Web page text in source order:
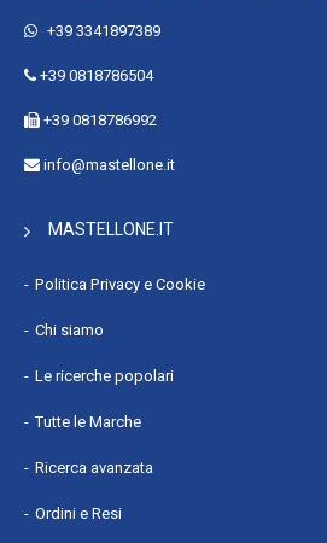
+39 3341897389
+39 0818786504
+39 0818786992
info@mastellone.it
MASTELLONE.IT
Politica Privacy e Cookie
Chi siamo
Le ricerche popolari
Tutte le Marche
Ricerca avanzata
Ordini e Resi